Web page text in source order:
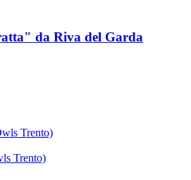
da Riva del Garda
Trento)
Trento)